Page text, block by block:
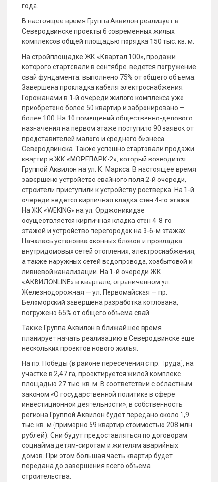
года.
В настоящее время Группа Аквилон реализует в
Северодвинске проекты 6 современных жилых
комплексов общей площадью порядка 150 тыс. кв. м.
На стройплощадке ЖК «Квартал 100», продажи
которого стартовали в сентябре, ведется погружение
свай фундамента, выполнено 75% от общего объема.
Завершена прокладка кабеля электроснабжения.
Горожанами в 1-й очереди жилого комплекса уже
приобретено более 50 квартир и забронировано —
более 100. На 10 помещений общественно-делового
назначения на первом этаже поступило 90 заявок от
представителей малого и среднего бизнеса
Северодвинска. Также успешно стартовали продажи
квартир в ЖК «МОРЕПАРК-2», который возводится
Группой Аквилон на ул. К. Маркса. В настоящее время
завершено устройство свайного поля 2-й очереди,
строители приступили к устройству ростверка. На 1-й
очереди ведется кирпичная кладка стен 4-го этажа.
На ЖК «WEKING» на ул. Орджоникидзе
осуществляется кирпичная кладка стен 4-8-го
этажей и устройство перегородок на 3-6-м этажах.
Началась установка оконных блоков и прокладка
внутридомовых сетей отопления, электроснабжения,
а также наружных сетей водопровода, хозбытовой и
ливневой канализации. На 1-й очереди ЖК
«АКВИЛONLINE» в квартале, ограниченном ул.
Железнодорожная — ул. Первомайская — пр.
Беломорский завершена разработка котлована,
погружено 65% от общего объема свай.
Также Группа Аквилон в ближайшее время
планирует начать реализацию в Северодвинске еще
нескольких проектов нового жилья.
На пр. Победы (в районе пересечения с пр. Труда), на
участке в 2,47 га, проектируется жилой комплекс
площадью 27 тыс. кв. м. В соответствии с областным
законом «О государственной политике в сфере
инвестиционной деятельности», в собственность
региона Группой Аквилон будет передано около 1,9
тыс. кв. м (примерно 59 квартир стоимостью 208 млн
рублей). Они будут предоставляться по договорам
соцнайма детям-сиротам и жителям аварийных
домов. При этом большая часть квартир будет
передана до завершения всего объема
строительства.